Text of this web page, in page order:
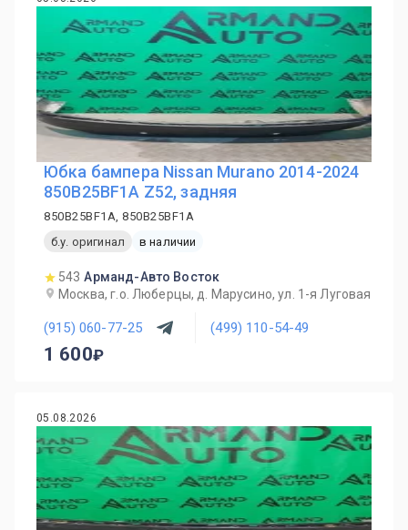
Юбка бампера Nissan Murano 2014-2024
850B25BF1A Z52, задняя
850B25BF1A, 850B25BF1A
б.у. оригинал
в наличии
543 Арманд-Авто Восток
Москва, г.о. Люберцы, д. Марусино, ул. 1-я Луговая
(915) 060-77-25 (499) 110-54-49
1 600
05.08.2026